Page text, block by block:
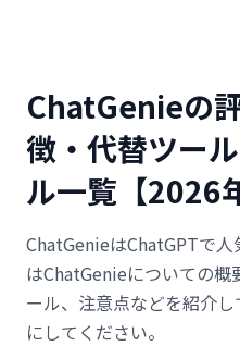
ChatGenieの
徴・代替ツー
ル一覧【2026
ChatGenieはChatGPTで
はChatGenieについての
ール、注意点などを紹介
にしてください。